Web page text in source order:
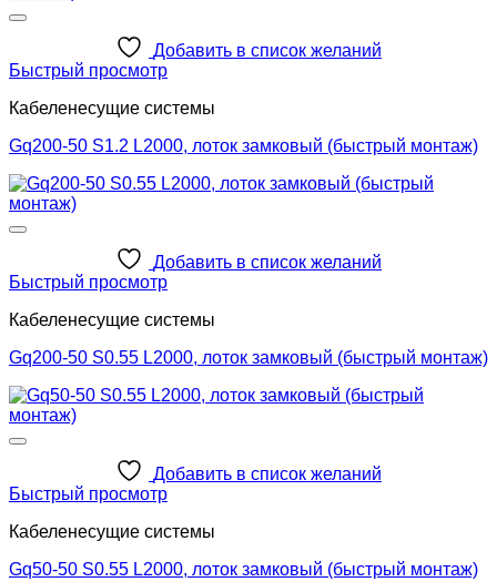
Добавить в список желаний
Быстрый просмотр
Кабеленесущие системы
Gq200-50 S1.2 L2000, лоток замковый (быстрый монтаж)
Добавить в список желаний
Быстрый просмотр
Кабеленесущие системы
Gq200-50 S0.55 L2000, лоток замковый (быстрый монтаж)
Добавить в список желаний
Быстрый просмотр
Кабеленесущие системы
Gq50-50 S0.55 L2000, лоток замковый (быстрый монтаж)